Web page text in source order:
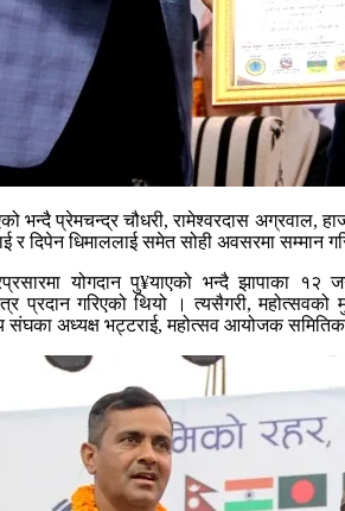
भन्दै प्रेमचन्द्र चौधरी, रामेश्वरदास अग्रवाल,
र दिपेन धिमाललाई समेत सोही अवसरमा सम्मान
योगदान पु¥याएको भन्दै झापाका १२
प्रदान गरिएको थियो । त्यसैगरी,
संघका अध्यक्ष भट्टराई, महोत्सव आयोजक